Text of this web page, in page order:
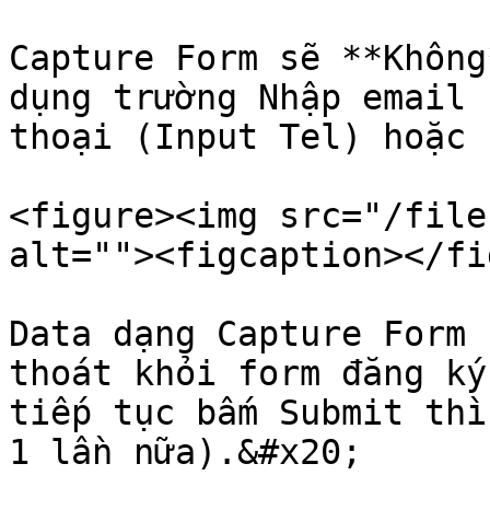
Capture Form sẽ
dụng trường Nhập
thoại (Input Tel) hoặc
<figure><img src="/files/
alt=""><figcaption></
Data dạng Capture
thoát khỏi form đăng
tiếp tục bấm Submit
1 lần nữa).&#x20;